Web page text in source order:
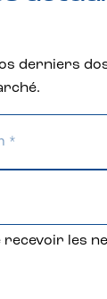
derniers
recevoir les